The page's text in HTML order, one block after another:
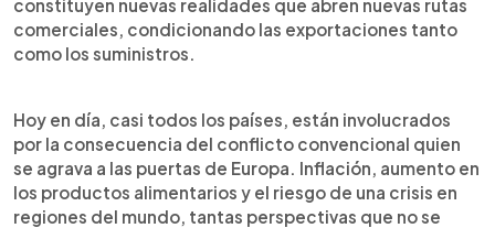
constituyen nuevas realidades que abren nuevas rutas
comerciales, condicionando las exportaciones tanto
como los suministros.
Hoy en día, casi todos los países, están involucrados
por la consecuencia del conflicto convencional quien
se agrava a las puertas de Europa. Inflación, aumento en
los productos alimentarios y el riesgo de una crisis en
regiones del mundo, tantas perspectivas que no se